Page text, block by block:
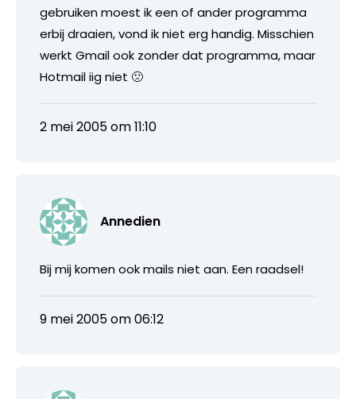
gebruiken moest ik een of ander programma
erbij draaien, vond ik niet erg handig. Misschien
werkt Gmail ook zonder dat programma, maar
Hotmail iig niet 🙁
2 mei 2005 om 11:10
Annedien
Bij mij komen ook mails niet aan. Een raadsel!
9 mei 2005 om 06:12